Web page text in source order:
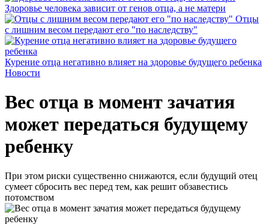
Здоровье человека зависит от генов отца, а не матери
Отцы
с лишним весом передают его "по наследству"
Курение отца негативно влияет на здоровье будущего ребенка
Новости
Вес отца в момент зачатия
может передаться будущему
ребенку
При этом риски существенно снижаются, если будущий отец
сумеет сбросить вес перед тем, как решит обзавестись
потомством